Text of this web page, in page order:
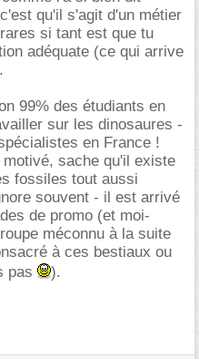
qu'il s'agit d'un métier
si tant est que tu
adéquate (ce qui arrive
99% des étudiants en
sur les dinosaures -
en France !
sache qu'il existe
fossiles tout aussi
souvent - il est arrivé
de promo (et moi-
méconnu à la suite
à ces bestiaux ou
pas
).